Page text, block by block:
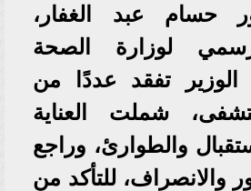
حسام عبد الغفار،
لوزارة الصحة
الوزير تفقد عددًا من
شملت العناية
والطوارئ، وراجع
والانصراف، للتأكد من